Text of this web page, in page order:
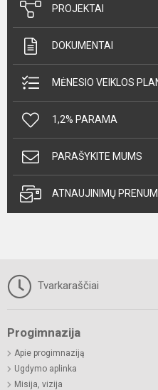
PROJEKTAI
DOKUMENTAI
MĖNESIO VEIKLOS
1,2% PARAMA
PARAŠYKITE MUMS
ATNAUJINIMŲ
Tvarkaraščiai
Progimnazija
Apie progimnaziją
Ugdymo aplinka
Misija, vizija